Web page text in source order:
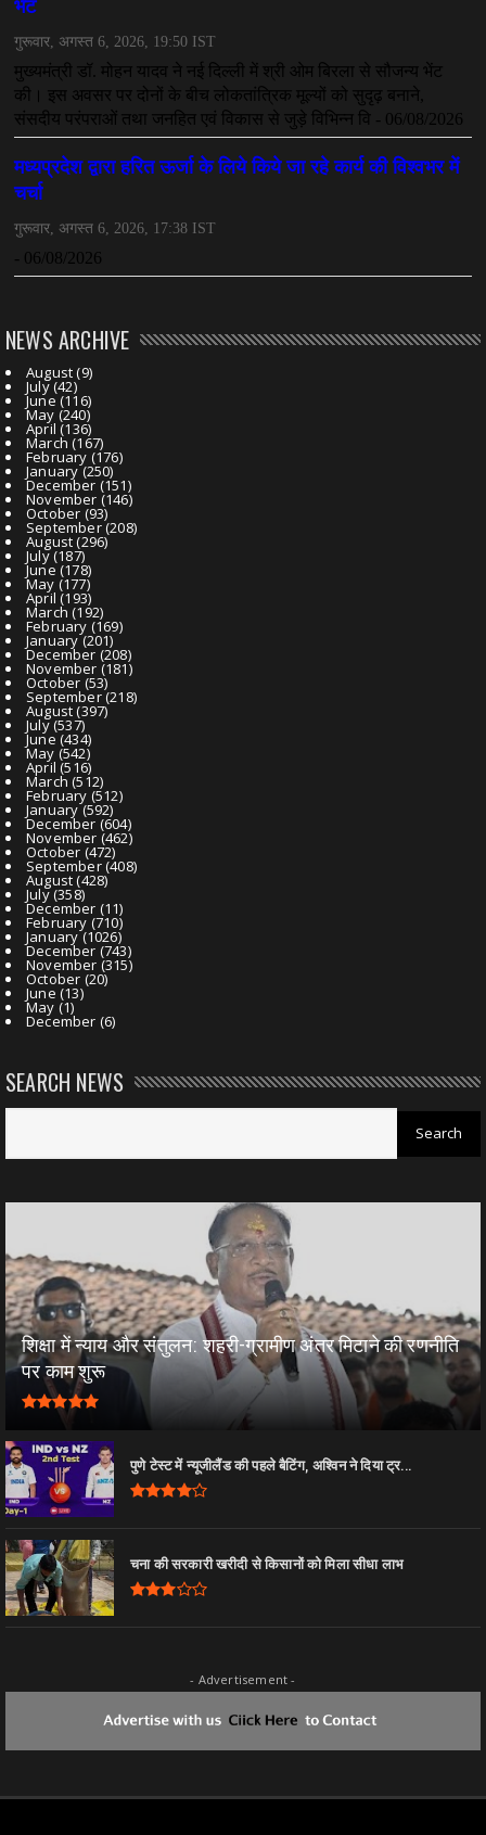
NEWS ARCHIVE
August(9)
July(42)
June(116)
May (240)
April (136)
March (167)
February (176)
January(250)
December (151)
November (146)
October (93)
September(208)
August(296)
July(187)
June(178)
May (177)
April (193)
March (192)
February (169)
January(201)
December (208)
November (181)
October (53)
September(218)
August(397)
July(537)
June(434)
May (542)
April (516)
March (512)
February (512)
January(592)
December (604)
November (462)
October (472)
September(408)
August(428)
July(358)
December (11)
February (710)
January(1026)
December (743)
November (315)
October (20)
June (13)
May (1)
December (6)
SEARCH NEWS
शिक्षा में न्याय और संतुलन: शहरी-ग्रामीण अंतर मिटाने की रणनीति
पर काम शुरू
पुणे टेस्ट में न्यूजीलैंड की पहले बैटिंग, अश्विन ने दिया ट्र...
चना की सरकारी खरीदी से किसानों को मिला सीधा लाभ
- Advertisement -